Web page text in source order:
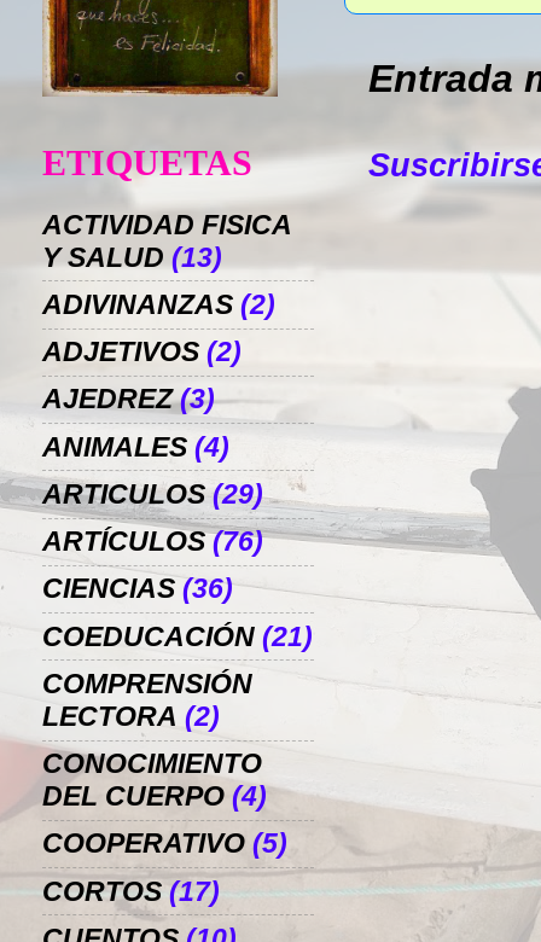
Entrada
ETIQUETAS
ACTIVIDAD FISICA
Y SALUD (13)
ADIVINANZAS (2)
ADJETIVOS (2)
AJEDREZ (3)
ANIMALES (4)
ARTICULOS (29)
ARTÍCULOS (76)
CIENCIAS (36)
COEDUCACIÓN (21)
COMPRENSIÓN
LECTORA (2)
CONOCIMIENTO
DEL CUERPO (4)
COOPERATIVO (5)
CORTOS (17)